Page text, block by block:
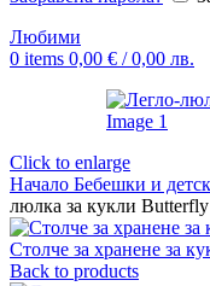
Любими
0 items 0,00 € / 0,00 лв.
Click to enlarge
Начало Бебешки и
люлка за кукли
Столче за хранене за
Back to products